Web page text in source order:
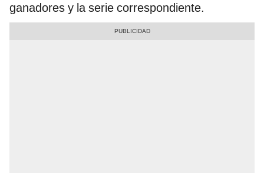
ganadores y la serie correspondiente.